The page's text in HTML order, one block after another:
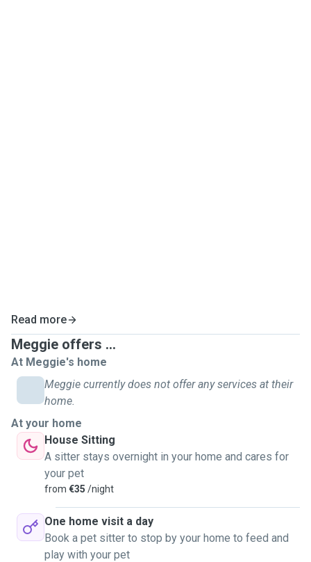
Read more
Meggie offers ...
At Meggie's home
Meggie currently does not offer any services at their
home.
At your home
House Sitting
A sitter stays overnight in your home and cares for
your pet
from €35 /night
One home visit a day
Book a pet sitter to stop by your home to feed and
play with your pet